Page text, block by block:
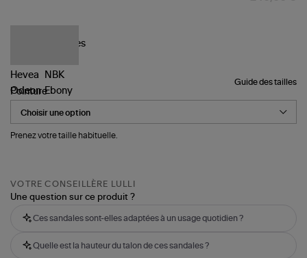
Guide des tailles
Pointure
Prenez votre taille habituelle.
VOTRE CONSEILLÈRE LULLI
Une question sur ce produit ?
Ces sandales sont-elles adaptées à un usage quotidien ?
Quelle est la hauteur du talon de ces sandales ?